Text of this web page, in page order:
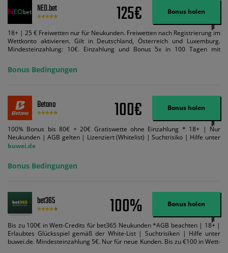
NEO.bet 125€ Bonus holen
18+ | 25 € Freiwetten nur für Neukunden. Freiwetten nach Registrierung im
Wettkonto aktivieren. Gilt in Deutschland, Österreich und Luxemburg.
Mindesteinzahlung: 10€. Einzahlung und Bonus 5x in 100 Tagen mit
Bedingungen können geändert werden. AGB gelten. Lizenziert; Hilfe bei
Suchtrisiken: buwei.de.
Bonus Bedingungen
Betano 100€ Bonus holen
100% Bonus bis 80€ + 20€ Gratiswette ohne Einzahlung * 18+ | Nur
Neukunden | AGB gelten | Lizenziert (Whitelist) | Suchtrisiko | Hilfe unter
buwei.de
Bonus Bedingungen
bet365 100% Bonus holen
Bis zu 100€ in Wett-Credits für bet365 Neukunden *AGB beachten | 18+ |
Erlaubtes Glücksspiel gemäß der White-List | Suchtrisiken | Hilfe unter
buwei.de. Mindesteinzahlung 5€. Nur für neue Kunden. Bis zu €100 in Wett-